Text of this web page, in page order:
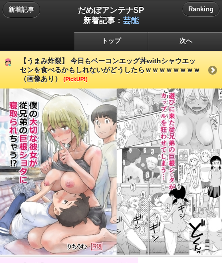
新着記事
だめぽアンテナSP
新着記事： 芸能
Ranking
トップ 次へ
【うまみ炸裂】 今日もベーコンエッグ丼withシャウエッ
センを食べるかもしれないがどうしたらｗｗｗｗｗｗｗｗ
（画像あり）
(PickUP!)